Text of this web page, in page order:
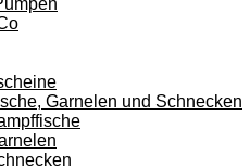
Garnelen und Schnecken